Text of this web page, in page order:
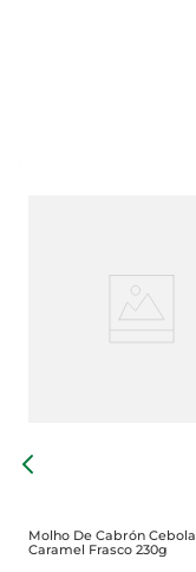
Molho De Cabrón Cebola
Caramel Frasco 230g